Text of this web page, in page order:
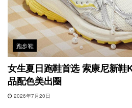
跑步鞋
女生夏日跑鞋首选 索康尼新鞋
品配色美出圈
2026年7月20日